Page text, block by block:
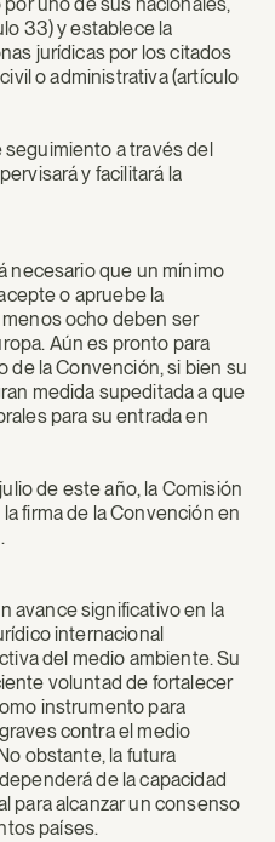
33) y establece la
jurídicas por los citados
o administrativa (artículo
a través del
y facilitará la
necesario que un mínimo
o apruebe la
ocho deben ser
Aún es pronto para
de la Convención, si bien su
medida supeditada a que
para su entrada en
de este año, la Comisión
firma de la Convención en
avance significativo en la
internacional
del medio ambiente. Su
voluntad de fortalecer
instrumento para
contra el medio
obstante, la futura
de la capacidad
para alcanzar un consenso
países.